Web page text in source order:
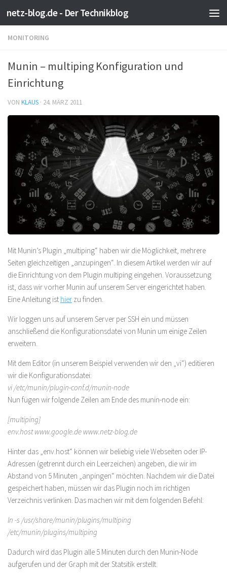
Zum Inhalt springen
netz-blog.de - Der Technikblog
MONITORING
Munin – multiping Konfiguration und
Einrichtung
VON KLAUS · 24. MÄRZ 2011
Mit Munin’s Plugin „multiping“ haben wir die Möglichkeit, mehrere
Seiten gleichzeitigen „anzupingen“. In diesem Artikel werden wir auf
die Einrichtung von dem Plugin multiping eingehen. Voraussetzung
ist, dass wir vorher Munin auf unserem Server eingerichtet haben.
Eine Anleitung ist hier zu finden.
Wir loggen uns auf unserem Server per SSH ein und müssen
anschließend die Konfigurationsdatei von Munin um einige Zeilen
erweitern.
Mit dem Editor (in unserem Beispiel verwenden wir den „vi“) editieren
wir die Konfigurationsdatei:
vi /etc/munin/plugin-conf.d/munin-node
Nun fügen wir folgende Zeilen am Ende des munin-node ein:
[multiping]
env.host www.google.de www.netz-blog.de
Hinter das „env.host“ können wir beliebig viele Webseiten oder IP-
Adressen (getrennt durch ein Leerzeichen) angeben, die wir im
Abstand von 5 Minuten „anpingen“ möchten. Nachdem wir die Datei
gespeichert haben, müssen wir das Plugin noch im richtigen
Verzeichnis verlinken. Das machen wir mit dem folgenden Befehl:
ln -s /usr/share/munin/plugins/multiping
/etc/munin/plugins/multiping
Dadurch wird das Plugin alle 5 Minuten durch den Munin-Node
aufgerufen und der Graph mit der Statsitik erstellt.